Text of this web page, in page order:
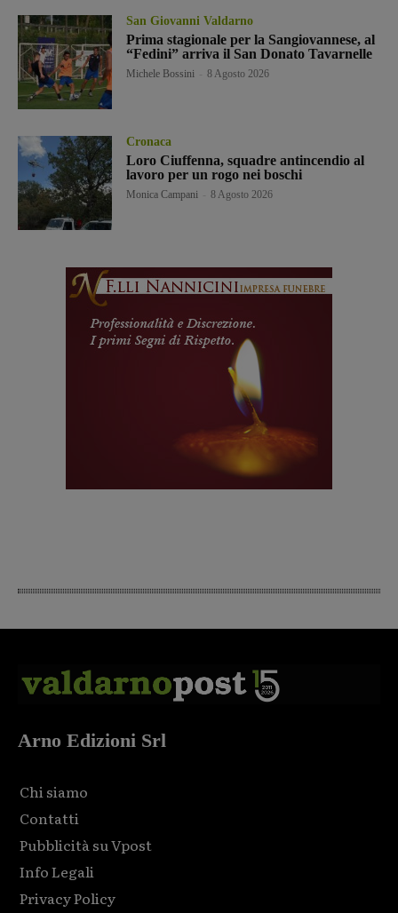
San Giovanni Valdarno
Prima stagionale per la Sangiovannese, al
“Fedini” arriva il San Donato Tavarnelle
Michele Bossini 8 Agosto 2026
Cronaca
Loro Ciuffenna, squadre antincendio al
lavoro per un rogo nei boschi
Monica Campani 8 Agosto 2026
Arno Edizioni Srl
Chi siamo
Contatti
Pubblicità su Vpost
Info Legali
Privacy Policy